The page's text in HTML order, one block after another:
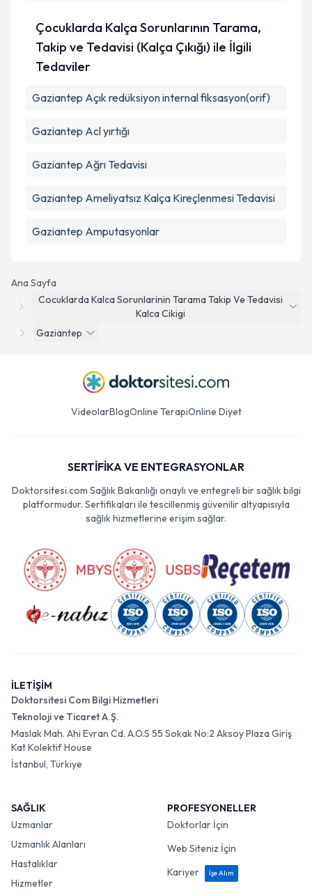
Ana Sayfa
Cocuklarda Kalca Sorunlarinin Tarama Takip Ve Tedavisi
Kalca Cikigi
Gaziantep
Çocuklarda Kalça Sorunlarının Tarama,
Takip ve Tedavisi (Kalça Çıkığı) ile İlgili
Tedaviler
Gaziantep Açık redüksiyon internal fiksasyon(orif)
Gaziantep Acl yırtığı
Gaziantep Ağrı Tedavisi
Gaziantep Ameliyatsız Kalça Kireçlenmesi Tedavisi
Gaziantep Amputasyonlar
VideolarBlogOnline TerapiOnline Diyet
SERTİFİKA VE ENTEGRASYONLAR
Doktorsitesi.com Sağlık Bakanlığı onaylı ve entegreli bir sağlık bilgi
platformudur. Sertifikaları ile tescillenmiş güvenilir altyapısıyla
sağlık hizmetlerine erişim sağlar.
İLETİŞİM
Doktorsitesi Com Bilgi Hizmetleri
Teknoloji ve Ticaret A.Ş.
Maslak Mah. Ahi Evran Cd. A.O.S 55 Sokak No:2 Aksoy Plaza Giriş
Kat Kolektif House
İstanbul, Türkiye
SAĞLIK
Uzmanlar
Uzmanlık Alanları
Hastalıklar
Hizmetler
PROFESYONELLER
Doktorlar İçin
Web Siteniz İçin
Kariyer
İşe Alım